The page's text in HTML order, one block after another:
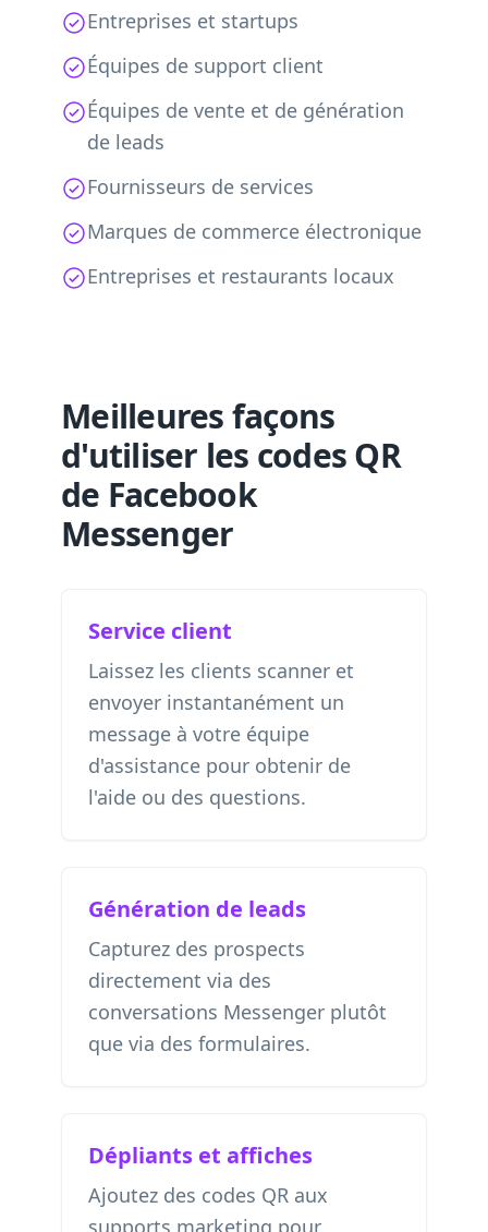
Entreprises et startups
Équipes de support client
Équipes de vente et de génération
de leads
Fournisseurs de services
Marques de commerce électronique
Entreprises et restaurants locaux
Meilleures façons
d'utiliser les codes QR
de Facebook
Messenger
Service client
Laissez les clients scanner et
envoyer instantanément un
message à votre équipe
d'assistance pour obtenir de
l'aide ou des questions.
Génération de leads
Capturez des prospects
directement via des
conversations Messenger plutôt
que via des formulaires.
Dépliants et affiches
Ajoutez des codes QR aux
supports marketing pour